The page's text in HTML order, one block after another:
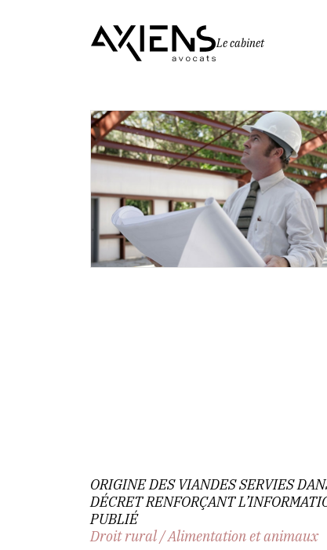
Le cabinet
ORIGINE DES VIANDES SERVIES
DÉCRET RENFORÇANT
PUBLIÉ
Droit rural/Alimentation et animaux